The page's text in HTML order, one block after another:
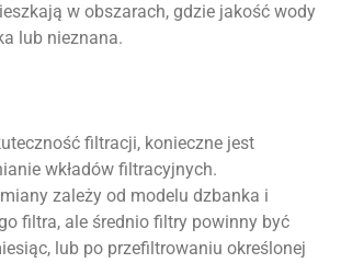
w obszarach, gdzie jakość wody
lub nieznana.
filtracji, konieczne jest
wkładów filtracyjnych.
zależy od modelu dzbanka i
filtra, ale średnio filtry powinny być
lub po przefiltrowaniu określonej